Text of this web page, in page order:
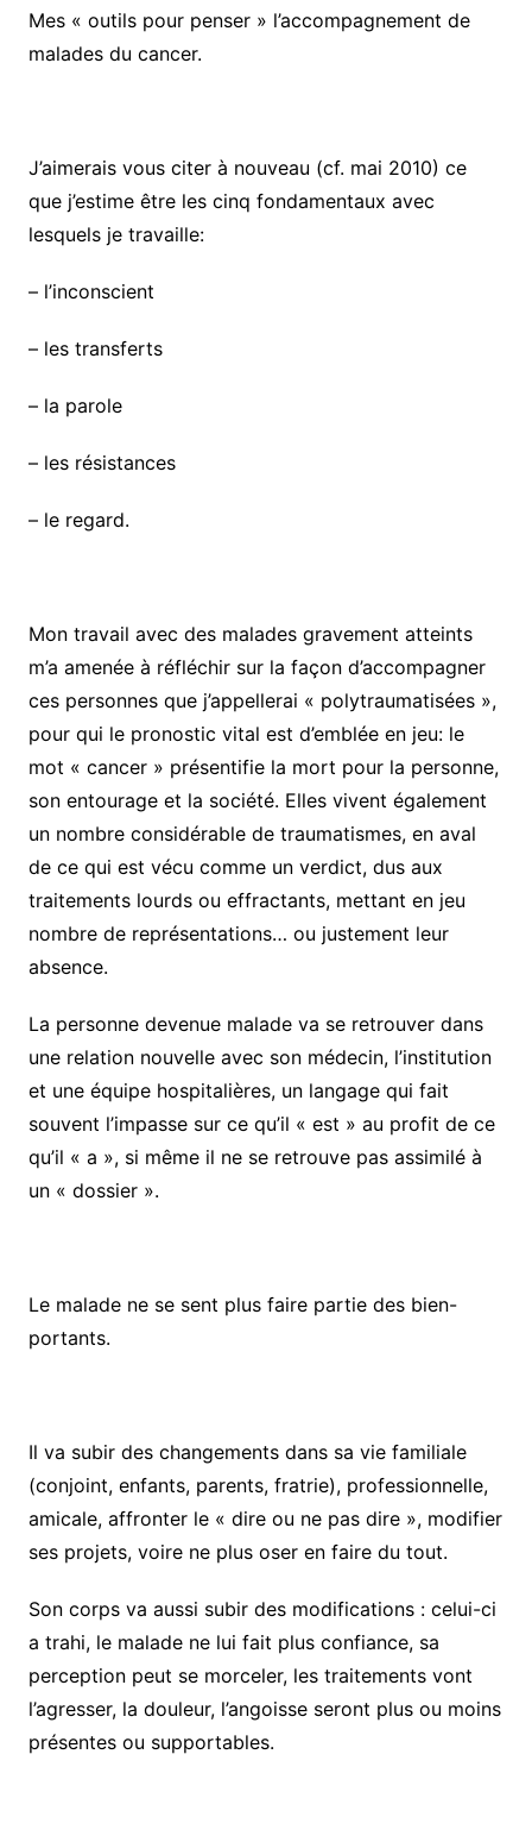
Mes « outils pour penser » l’accompagnement de
malades du cancer.
J’aimerais vous citer à nouveau (cf. mai 2010) ce
que j’estime être les cinq fondamentaux avec
lesquels je travaille:
– l’inconscient
– les transferts
– la parole
– les résistances
– le regard.
Mon travail avec des malades gravement atteints
m’a amenée à réfléchir sur la façon d’accompagner
ces personnes que j’appellerai « polytraumatisées »,
pour qui le pronostic vital est d’emblée en jeu: le
mot « cancer » présentifie la mort pour la personne,
son entourage et la société. Elles vivent également
un nombre considérable de traumatismes, en aval
de ce qui est vécu comme un verdict, dus aux
traitements lourds ou effractants, mettant en jeu
nombre de représentations… ou justement leur
absence.
La personne devenue malade va se retrouver dans
une relation nouvelle avec son médecin, l’institution
et une équipe hospitalières, un langage qui fait
souvent l’impasse sur ce qu’il « est » au profit de ce
qu’il « a », si même il ne se retrouve pas assimilé à
un « dossier ».
Le malade ne se sent plus faire partie des bien-
portants.
Il va subir des changements dans sa vie familiale
(conjoint, enfants, parents, fratrie), professionnelle,
amicale, affronter le « dire ou ne pas dire », modifier
ses projets, voire ne plus oser en faire du tout.
Son corps va aussi subir des modifications : celui-ci
a trahi, le malade ne lui fait plus confiance, sa
perception peut se morceler, les traitements vont
l’agresser, la douleur, l’angoisse seront plus ou moins
présentes ou supportables.